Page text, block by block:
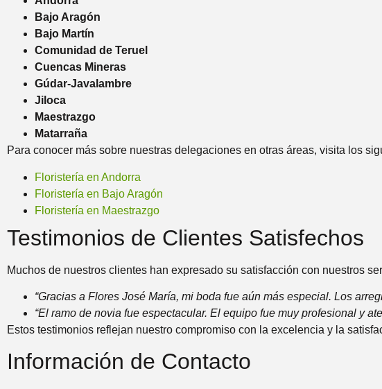
Bajo Aragón
Bajo Martín
Comunidad de Teruel
Cuencas Mineras
Gúdar-Javalambre
Jiloca
Maestrazgo
Matarraña
Para conocer más sobre nuestras delegaciones en otras áreas, visita los
Floristería en Andorra
Floristería en Bajo Aragón
Floristería en Maestrazgo
Testimonios de Clientes Satisfechos
Muchos de nuestros clientes han expresado su satisfacción con nuestros
“Gracias a Flores José María, mi boda fue aún más especial. Los
“El ramo de novia fue espectacular. El equipo fue muy profesional y
Estos testimonios reflejan nuestro compromiso con la excelencia y la
Información de Contacto